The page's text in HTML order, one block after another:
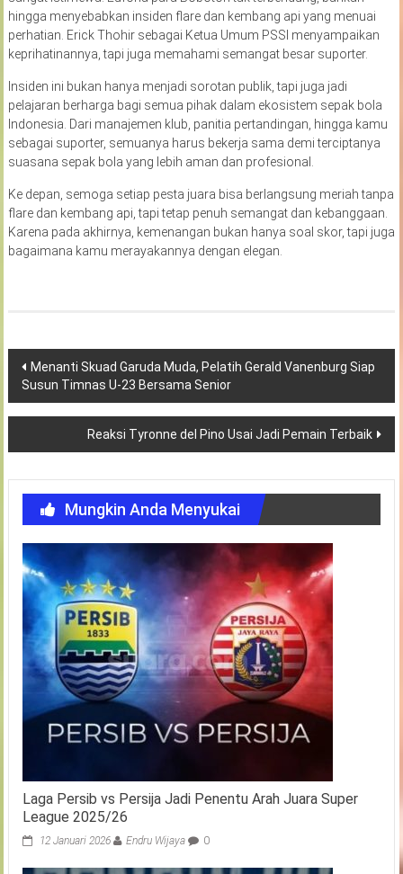
hingga menyebabkan insiden flare dan kembang api yang menuai
perhatian. Erick Thohir sebagai Ketua Umum PSSI menyampaikan
keprihatinannya, tapi juga memahami semangat besar suporter.
Insiden ini bukan hanya menjadi sorotan publik, tapi juga jadi
pelajaran berharga bagi semua pihak dalam ekosistem sepak bola
Indonesia. Dari manajemen klub, panitia pertandingan, hingga kamu
sebagai suporter, semuanya harus bekerja sama demi terciptanya
suasana sepak bola yang lebih aman dan profesional.
Ke depan, semoga setiap pesta juara bisa berlangsung meriah tanpa
flare dan kembang api, tapi tetap penuh semangat dan kebanggaan.
Karena pada akhirnya, kemenangan bukan hanya soal skor, tapi juga
bagaimana kamu merayakannya dengan elegan.
Navigasi
pos
Menanti Skuad Garuda Muda, Pelatih Gerald Vanenburg Siap
Susun Timnas U-23 Bersama Senior
Reaksi Tyronne del Pino Usai Jadi Pemain Terbaik
Mungkin Anda Menyukai
Laga Persib vs Persija Jadi Penentu Arah Juara Super
League 2025/26
12 Januari 2026 Endru Wijaya 0